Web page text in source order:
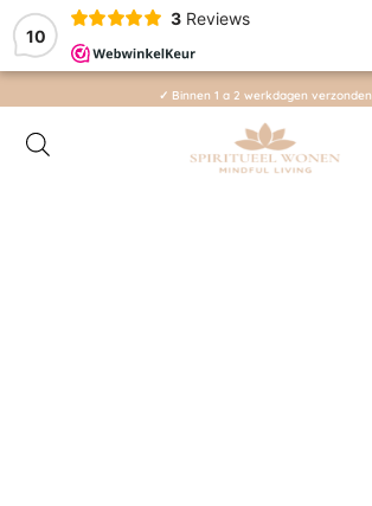
10
3 Reviews
✓ Binnen 1 a 2 werkdagen verzonden